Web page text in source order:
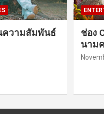
ความสัมพันธ์
ช่อง
นาม